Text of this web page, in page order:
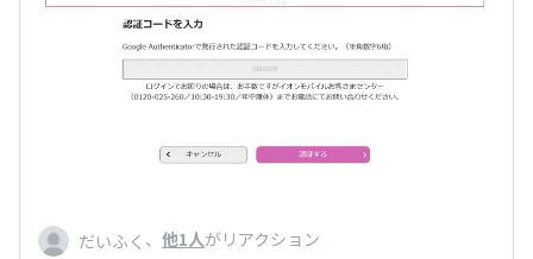
だいふく 、 他1人がリアクション